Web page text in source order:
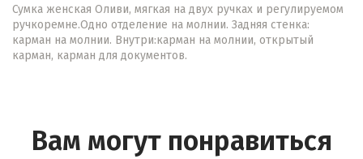
Сумка женская Оливи, мягкая на двух ручках и регулируемом
ручкоремне.Одно отделение на молнии. Задняя стенка:
карман на молнии. Внутри:карман на молнии, открытый
карман, карман для документов.
Вам могут понравиться